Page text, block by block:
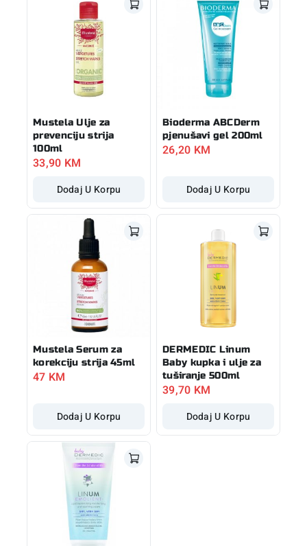
Mustela Ulje za
prevenciju strija
100ml
33,90 KM
Dodaj U Korpu
Bioderma ABCDerm
pjenušavi gel 200ml
26,20 KM
Dodaj U Korpu
Mustela Serum za
korekciju strija 45ml
47 KM
Dodaj U Korpu
DERMEDIC Linum
Baby kupka i ulje za
tuširanje 500ml
39,70 KM
Dodaj U Korpu